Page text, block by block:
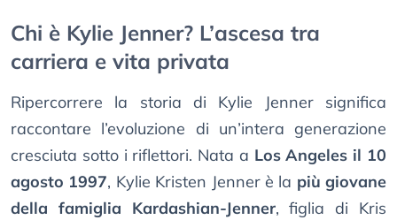
Chi è Kylie Jenner? L’ascesa tra
carriera e vita privata
Ripercorrere la storia di Kylie Jenner significa
raccontare l’evoluzione di un’intera generazione
cresciuta sotto i riflettori. Nata a Los Angeles il 10
agosto 1997, Kylie Kristen Jenner è la più giovane
della famiglia Kardashian-Jenner, figlia di Kris